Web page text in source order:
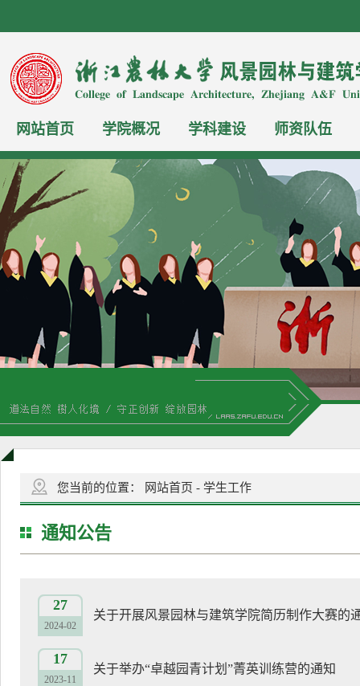
网站首页 学院概况 学科建设 师资队伍
您当前的位置： 网站首页 - 学生工作
通知公告
27
2024-02
关于开展风景园林与建筑学院简历制作大赛的
17
2023-11
关于举办“卓越园青计划”菁英训练营的通知